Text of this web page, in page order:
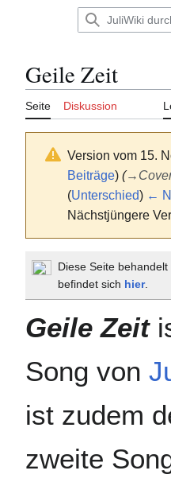
Geile Zeit
Seite Diskussion
Version vom 15.
Beiträge) (→
(Unterschied) ←
Nächstjüngere
Diese Seite
befindet sich hier.
Geile Zeit
Song von
ist zudem
zweite